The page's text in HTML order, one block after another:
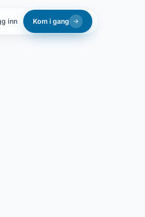
inn Kom i gang